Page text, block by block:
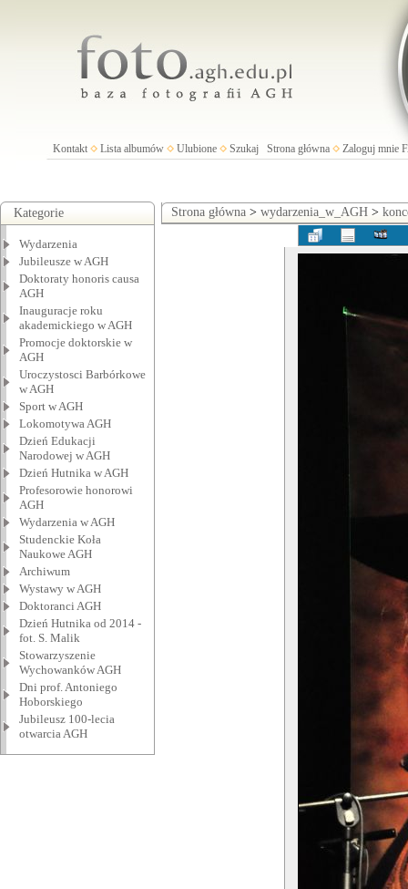
Kontakt Lista albumów Ulubione Szukaj Strona główna Zaloguj mnie
Kategorie
Wydarzenia
Jubileusze w AGH
Doktoraty honoris causa
AGH
Inauguracje roku
akademickiego w AGH
Promocje doktorskie w
AGH
Uroczystosci Barbórkowe
w AGH
Sport w AGH
Lokomotywa AGH
Dzień Edukacji
Narodowej w AGH
Dzień Hutnika w AGH
Profesorowie honorowi
AGH
Wydarzenia w AGH
Studenckie Koła
Naukowe AGH
Archiwum
Wystawy w AGH
Doktoranci AGH
Dzień Hutnika od 2014 -
fot. S. Malik
Stowarzyszenie
Wychowanków AGH
Dni prof. Antoniego
Hoborskiego
Jubileusz 100-lecia
otwarcia AGH
Strona główna > wydarzenia_w_AGH >